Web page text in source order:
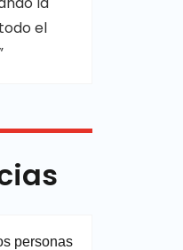
el
personas